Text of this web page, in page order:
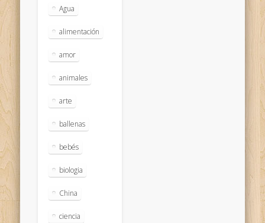
Agua
alimentación
amor
animales
arte
ballenas
bebés
biologia
China
ciencia